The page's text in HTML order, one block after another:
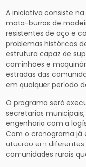
A iniciativa consiste
mata-burros de
resistentes de aço e
problemas históricos
estrutura capaz de
caminhões e
estradas das
em qualquer período
O programa será
secretarias
engenharia com a
Com o cronograma já
atuarão em diferentes
comunidades rurais